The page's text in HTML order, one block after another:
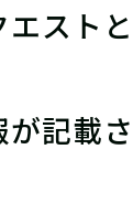
スト
記載